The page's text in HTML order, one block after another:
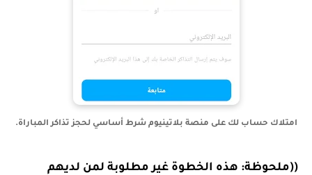
امتلاك حساب لك على منصة بلاتينيوم شرط أساسي لحجز تذاكر المباراة.
((ملحوظة: هذه الخطوة غير مطلوبة لمن لديهم